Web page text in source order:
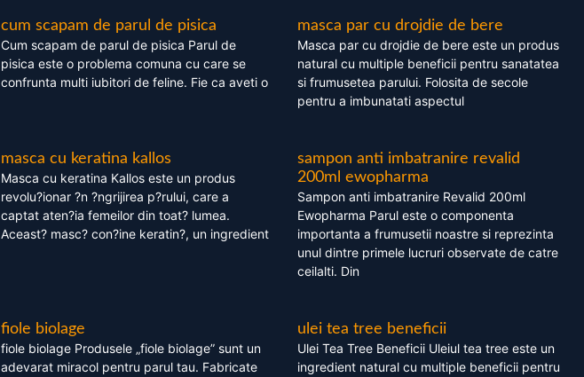
cum scapam de parul de pisica
Cum scapam de parul de pisica Parul de
pisica este o problema comuna cu care se
confrunta multi iubitori de feline. Fie ca aveti o
masca par cu drojdie de bere
Masca par cu drojdie de bere este un produs
natural cu multiple beneficii pentru sanatatea
si frumusetea parului. Folosita de secole
pentru a imbunatati aspectul
masca cu keratina kallos
Masca cu keratina Kallos este un produs
revolu?ionar ?n ?ngrijirea p?rului, care a
captat aten?ia femeilor din toat? lumea.
Aceast? masc? con?ine keratin?, un ingredient
sampon anti imbatranire revalid
200ml ewopharma
Sampon anti imbatranire Revalid 200ml
Ewopharma Parul este o componenta
importanta a frumusetii noastre si reprezinta
unul dintre primele lucruri observate de catre
ceilalti. Din
fiole biolage
fiole biolage Produsele „fiole biolage” sunt un
adevarat miracol pentru parul tau. Fabricate
ulei tea tree beneficii
Ulei Tea Tree Beneficii Uleiul tea tree este un
ingredient natural cu multiple beneficii pentru